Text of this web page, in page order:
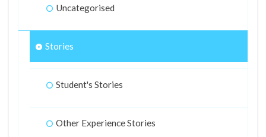
Uncategorised
Stories
Student's Stories
Other Experience Stories